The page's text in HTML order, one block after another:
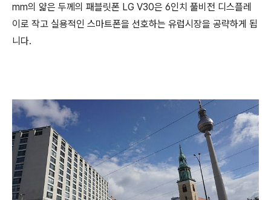
mm의 얇은 두께의 패블릿폰 LG V30은 6인치 풀비전 디스플레
이로 작고 실용적인 스마트폰을 선호하는 유럽시장을 공략하게 됩
니다.